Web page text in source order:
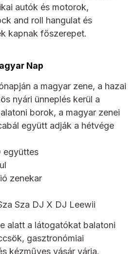
autók és motorok,
and roll hangulat és
kapnak főszerepet.
Nap
a magyar zene, a hazai
nyári ünneplés kerül a
borok, a magyar zenei
együtt adják a hétvége
együttes
zenekar
Sza DJ X DJ Leewii
alatt a látogatókat balatoni
gasztronómiai
kézműves vásár várja.